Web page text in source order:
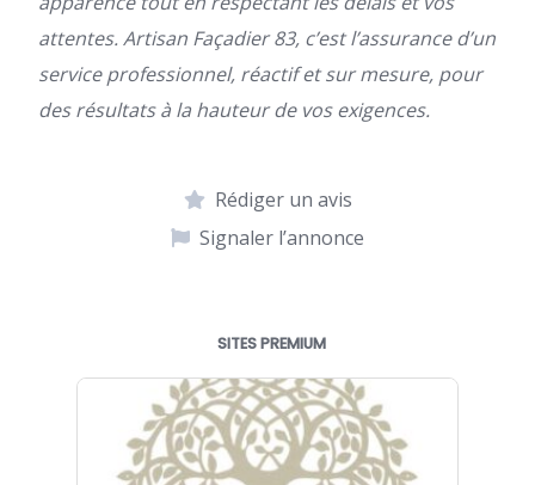
attentes. Artisan Façadier 83, c’est l’assurance d’un
service professionnel, réactif et sur mesure, pour
des résultats à la hauteur de vos exigences.
Rédiger un avis
Signaler l’annonce
SITES PREMIUM